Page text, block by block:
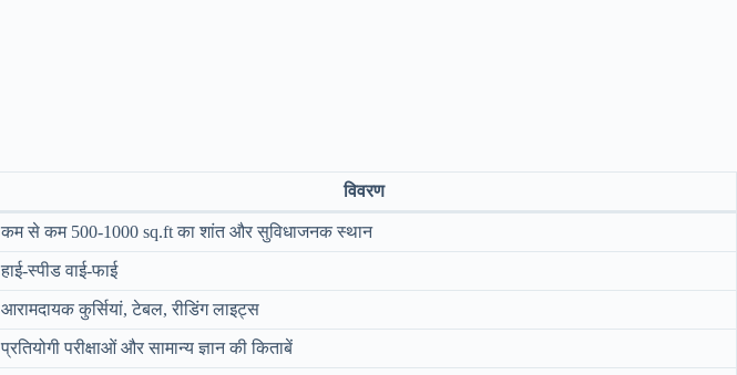
विवरण
कम से कम 500-1000 sq.ft का शांत और सुविधाजनक स्थान
हाई-स्पीड वाई-फाई
आरामदायक कुर्सियां, टेबल, रीडिंग लाइट्स
प्रतियोगी परीक्षाओं और सामान्य ज्ञान की किताबें